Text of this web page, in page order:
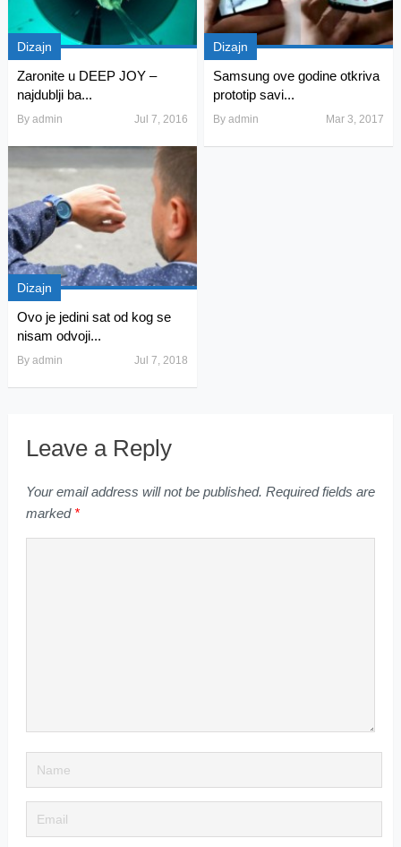
Dizajn
Zaronite u DEEP JOY –
najdublji ba...
By admin Jul 7, 2016
Dizajn
Samsung ove godine otkriva
prototip savi...
Byadmin Mar 3, 2017
Dizajn
Ovo je jedini sat od kog se
nisam odvoji...
By admin Jul 7, 2018
Leave a Reply
Your email address will not be published. Required fields are
marked *